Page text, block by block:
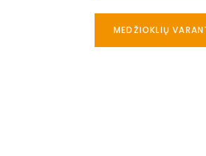
MEDŽIOKLIŲ